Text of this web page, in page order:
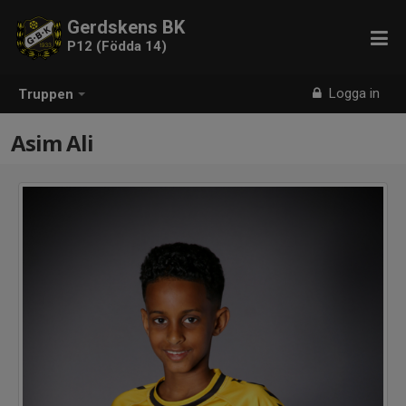
Truppen Logga in
Gerdskens BK
P12 (Födda 14)
Asim Ali